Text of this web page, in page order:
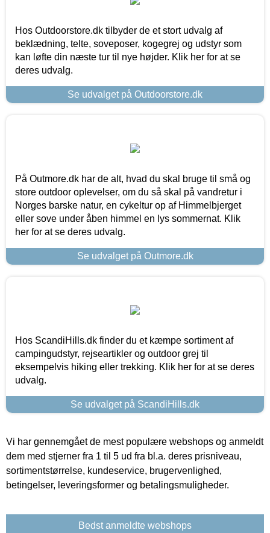
Hos Outdoorstore.dk tilbyder de et stort udvalg af
beklædning, telte, soveposer, kogegrej og udstyr som
kan løfte din næste tur til nye højder. Klik her for at se
deres udvalg.
Se udvalget på Outdoorstore.dk
På Outmore.dk har de alt, hvad du skal bruge til små og
store outdoor oplevelser, om du så skal på vandretur i
Norges barske natur, en cykeltur op af Himmelbjerget
eller sove under åben himmel en lys sommernat. Klik
her for at se deres udvalg.
Se udvalget på Outmore.dk
Hos ScandiHills.dk finder du et kæmpe sortiment af
campingudstyr, rejseartikler og outdoor grej til
eksempelvis hiking eller trekking. Klik her for at se deres
udvalg.
Se udvalget på ScandiHills.dk
Vi har gennemgået de mest populære webshops og anmeldt
dem med stjerner fra 1 til 5 ud fra bl.a. deres prisniveau,
sortimentstørrelse, kundeservice, brugervenlighed,
betingelser, leveringsformer og betalingsmuligheder.
Bedst anmeldte webshops